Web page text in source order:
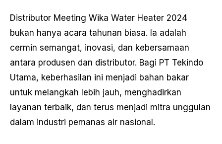
Distributor Meeting Wika Water Heater 2024
bukan hanya acara tahunan biasa. Ia adalah
cermin semangat, inovasi, dan kebersamaan
antara produsen dan distributor. Bagi PT Tekindo
Utama, keberhasilan ini menjadi bahan bakar
untuk melangkah lebih jauh, menghadirkan
layanan terbaik, dan terus menjadi mitra unggulan
dalam industri pemanas air nasional.